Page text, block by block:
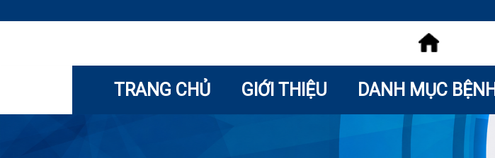
TRANG CHỦ GIỚI THIỆU DANH MỤC BỆNH